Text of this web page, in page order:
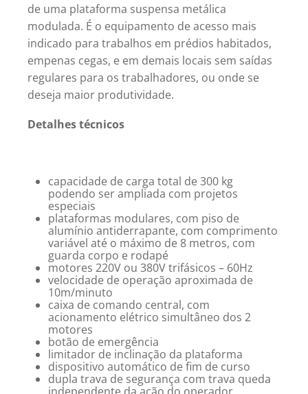
de uma plataforma suspensa metálica
modulada. É o equipamento de acesso mais
indicado para trabalhos em prédios habitados,
empenas cegas, e em demais locais sem saídas
regulares para os trabalhadores, ou onde se
deseja maior produtividade.
Detalhes técnicos
capacidade de carga total de 300 kg
podendo ser ampliada com projetos
especiais
plataformas modulares, com piso de
alumínio antiderrapante, com comprimento
variável até o máximo de 8 metros, com
guarda corpo e rodapé
motores 220V ou 380V trifásicos – 60Hz
velocidade de operação aproximada de
10m/minuto
caixa de comando central, com
acionamento elétrico simultâneo dos 2
motores
botão de emergência
limitador de inclinação da plataforma
dispositivo automático de fim de curso
dupla trava de segurança com trava queda